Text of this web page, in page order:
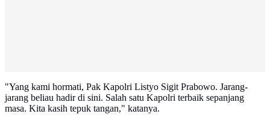
"Yang kami hormati, Pak Kapolri Listyo Sigit Prabowo. Jarang-
jarang beliau hadir di sini. Salah satu Kapolri terbaik sepanjang
masa. Kita kasih tepuk tangan," katanya.